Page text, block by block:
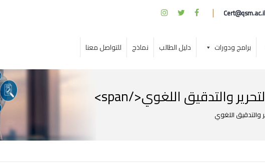
Cert@qsm.ac.il
|
برامج ودورات دليل الطالب نماذج للتواصل معنا
والتدقيق اللغوي